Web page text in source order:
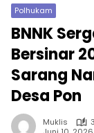
Polhukam
BNNK
Bersinar
Sarang
Desa Pon
Muklis